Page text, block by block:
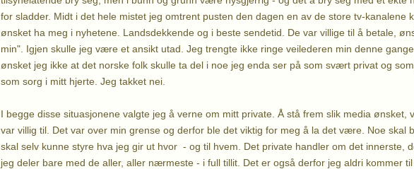
for sladder. Midt i det hele mistet jeg omtrent pusten den dagen en av de store tv-kanalene
ønsket ha meg i nyhetene. Landsdekkende og i beste sendetid. De var villige til å betale,
min". Igjen skulle jeg være et ansikt utad. Jeg trengte ikke ringe veilederen min denne
ønsket jeg ikke at det norske folk skulle ta del i noe jeg enda ser på som svært privat og
som sorg i mitt hjerte. Jeg takket nei.
I begge disse situasjonene valgte jeg å verne om mitt private. Å stå frem slik media ønsket,
var villig til. Det var over min grense og derfor ble det viktig for meg å la det være. Noe skal
skal selv kunne styre hva jeg gir ut hvor - og til hvem. Det private handler om det innerste,
jeg deler bare med de aller, aller nærmeste - i full tillit. Det er også derfor jeg aldri kommer